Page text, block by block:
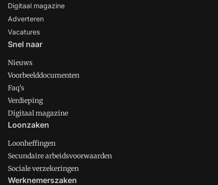
Digitaal magazine
Adverteren
Vacatures
Snel naar
Nieuws
Voorbeelddocumenten
Faq's
Verdieping
Digitaal magazine
Loonzaken
Loonheffingen
Secundaire arbeidsvoorwaarden
Sociale verzekeringen
Werknemerszaken